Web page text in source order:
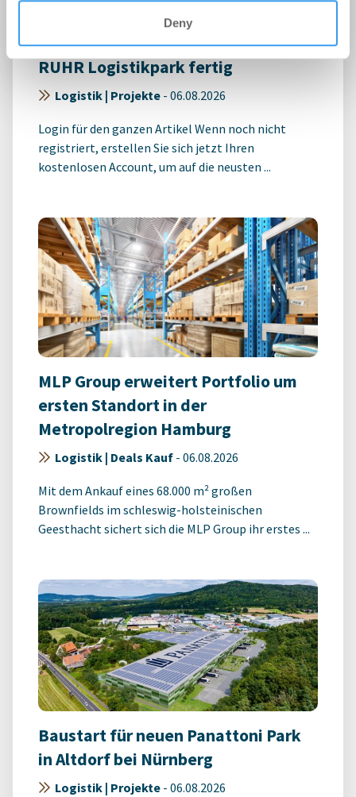
Deny
OMNIDOCKS und PRODAC stellen
RUHR Logistikpark fertig
Logistik | Projekte - 06.08.2026
Login für den ganzen Artikel Wenn noch nicht
registriert, erstellen Sie sich jetzt Ihren
kostenlosen Account, um auf die neusten ...
MLP Group erweitert Portfolio um
ersten Standort in der
Metropolregion Hamburg
Logistik | Deals Kauf - 06.08.2026
Mit dem Ankauf eines 68.000 m² großen
Brownfields im schleswig-holsteinischen
Geesthacht sichert sich die MLP Group ihr erstes ...
Baustart für neuen Panattoni Park
in Altdorf bei Nürnberg
Logistik | Projekte - 06.08.2026